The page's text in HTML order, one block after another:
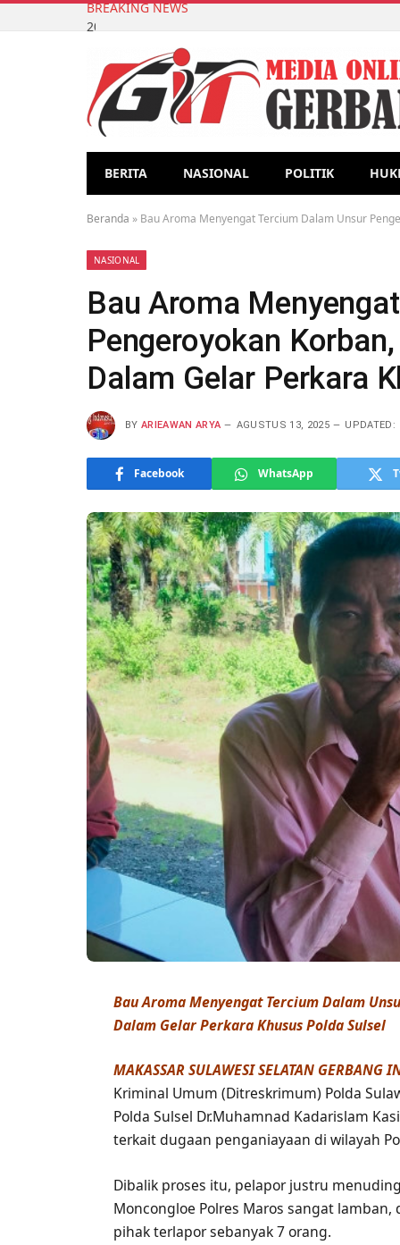
BREAKING NEWS
2000 Kader Posyandu Ikuti Pelatihan dan Webinar
BERITA NASIONAL POLITIK
Beranda » Bau Aroma Menyengat Tercium Dalam Unsur
NASIONAL
Bau Aroma
Pengeroyokan
Dalam Gelar Perkara
BY ARIEAWAN ARYA AGUSTUS 13, 2025 UPDATED:
Facebook WhatsApp
Bau Aroma Menyengat Tercium Dalam
Dalam Gelar Perkara Khusus Polda Sulsel
MAKASSAR SULAWESI SELATAN
Kriminal Umum (Ditreskrimum) Polda
Polda Sulsel Dr.Muhamnad Kadarislam
terkait dugaan penganiayaan di wilayah
Dibalik proses itu, pelapor justru
Moncongloe Polres Maros sangat
pihak terlapor sebanyak 7 orang.